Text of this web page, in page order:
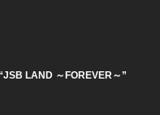
LAND ～FOREVER～”